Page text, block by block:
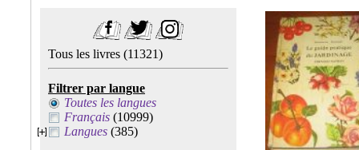
Tous les livres (11321)
Filtrer par langue
Toutes les langues
Français (10999)
Langues (385)